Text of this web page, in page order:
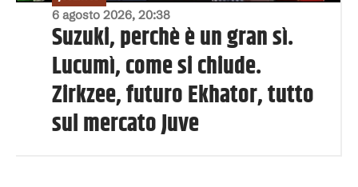
6 agosto 2026, 20:38
Suzuki, perchè è un gran sì.
Lucumì, come si chiude.
Zirkzee, futuro Ekhator, tutto
sul mercato Juve